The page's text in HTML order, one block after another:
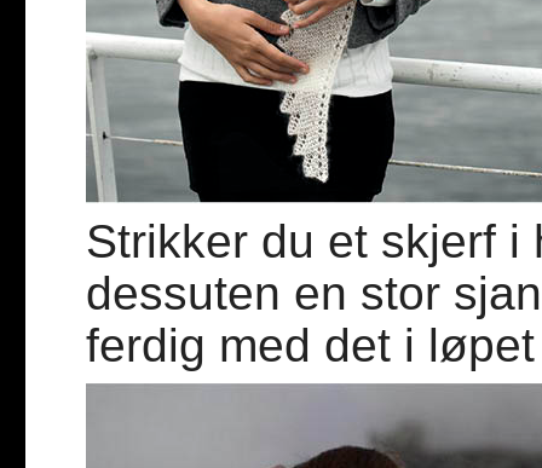
Strikker du et skjerf i
dessuten en stor
ferdig med det i